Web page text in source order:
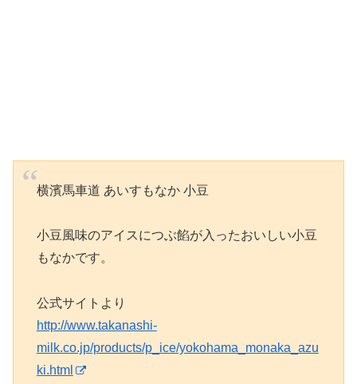
横濱馬車道 あいすもなか 小豆
小豆風味のアイスにつぶ餡が入ったおいしい小豆
もなかです。
公式サイトより
http://www.takanashi-
milk.co.jp/products/p_ice/yokohama_monaka_azu
ki.html